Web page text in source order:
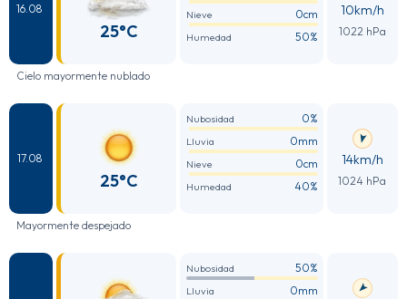
16.08
25°C
Nieve 0cm
Humedad 50%
10km/h
1022 hPa
Cielo mayormente nublado
17.08
25°C
Nubosidad 0%
Lluvia 0mm
Nieve 0cm
Humedad 40%
14km/h
1024 hPa
Mayormente despejado
Nubosidad 50%
Lluvia 0mm